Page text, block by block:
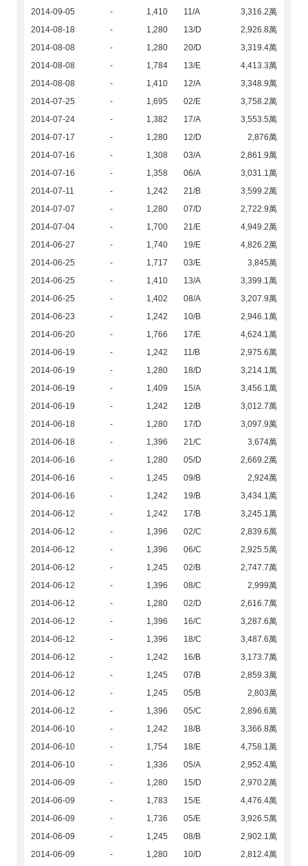
2014-09-05
- 1,410 11/A
3,316.2萬
2014-08-18
- 1,280 13/D
2,926.8萬
2014-08-08
- 1,280 20/D
3,319.4萬
2014-08-08
- 1,784 13/E
4,413.3萬
2014-08-08
- 1,410 12/A
3,348.9萬
2014-07-25
- 1,695 02/E
3,758.2萬
2014-07-24
- 1,382 17/A
3,553.5萬
2014-07-17
- 1,280 12/D
2,876萬
2014-07-16
- 1,308 03/A
2,861.9萬
2014-07-16
- 1,358 06/A
3,031.1萬
2014-07-11
- 1,242 21/B
3,599.2萬
2014-07-07
- 1,280 07/D
2,722.9萬
2014-07-04
- 1,700 21/E
4,949.2萬
2014-06-27
- 1,740 19/E
4,826.2萬
2014-06-25
- 1,717 03/E
3,845萬
2014-06-25
- 1,410 13/A
3,399.1萬
2014-06-25
- 1,402 08/A
3,207.9萬
2014-06-23
- 1,242 10/B
2,946.1萬
2014-06-20
- 1,766 17/E
4,624.1萬
2014-06-19
- 1,242 11/B
2,975.6萬
2014-06-19
- 1,280 18/D
3,214.1萬
2014-06-19
- 1,409 15/A
3,456.1萬
2014-06-19
- 1,242 12/B
3,012.7萬
2014-06-18
- 1,280 17/D
3,097.9萬
2014-06-18
- 1,396 21/C
3,674萬
2014-06-16
- 1,280 05/D
2,669.2萬
2014-06-16
- 1,245 09/B
2,924萬
2014-06-16
- 1,242 19/B
3,434.1萬
2014-06-12
- 1,242 17/B
3,245.1萬
2014-06-12
- 1,396 02/C
2,839.6萬
2014-06-12
- 1,396 06/C
2,925.5萬
2014-06-12
- 1,245 02/B
2,747.7萬
2014-06-12
- 1,396 08/C
2,999萬
2014-06-12
- 1,280 02/D
2,616.7萬
2014-06-12
- 1,396 16/C
3,287.6萬
2014-06-12
- 1,396 18/C
3,487.6萬
2014-06-12
- 1,242 16/B
3,173.7萬
2014-06-12
- 1,245 07/B
2,859.3萬
2014-06-12
- 1,245 05/B
2,803萬
2014-06-12
- 1,396 05/C
2,896.6萬
2014-06-10
- 1,242 18/B
3,366.8萬
2014-06-10
- 1,754 18/E
4,758.1萬
2014-06-10
- 1,336 05/A
2,952.4萬
2014-06-09
- 1,280 15/D
2,970.2萬
2014-06-09
- 1,783 15/E
4,476.4萬
2014-06-09
- 1,736 05/E
3,926.5萬
2014-06-09
- 1,245 08/B
2,902.1萬
2014-06-09
- 1,280 10/D 2,812.4萬